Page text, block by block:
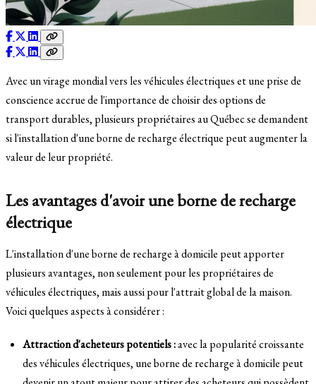
Avec un virage mondial vers les véhicules électriques et une prise de
conscience accrue de l'importance de choisir des options de
transport durables, plusieurs propriétaires au Québec se demandent
si l'installation d'une borne de recharge électrique peut augmenter la
valeur de leur propriété.
Les avantages d'avoir une borne de recharge
électrique
L'installation d'une borne de recharge à domicile peut apporter
plusieurs avantages, non seulement pour les propriétaires de
véhicules électriques, mais aussi pour l'attrait global de la maison.
Voici quelques aspects à considérer :
Attraction d'acheteurs potentiels :avec la popularité croissante
des véhicules électriques, une borne de recharge à domicile peut